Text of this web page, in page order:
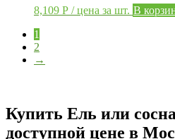
8,109 Р / цена за шт. В
1
2
→
Купить Ель или
доступной цене в